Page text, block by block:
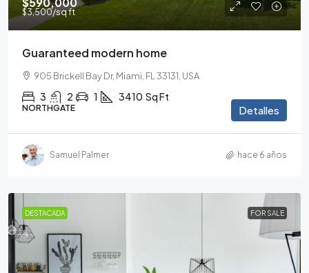
$3,500/sq ft
Guaranteed modern home
905 Brickell Bay Dr, Miami, FL 33131, USA
3 2 1 3410 Sq Ft
NORTHGATE Detalles
Samuel Palmer hace 6 años
DESTACADA FOR SALE